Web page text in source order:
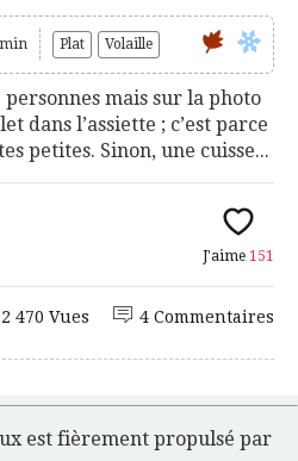
Plat Volaille
mais sur la photo
dans l’assiette ; c’est parce
petites. Sinon, une cuisse...
J'aime 151
4 Commentaires
2 470 Vues
est fièrement propulsé par